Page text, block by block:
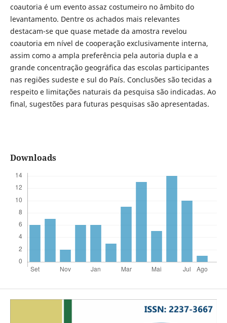
coautoria é um evento assaz costumeiro no âmbito do
levantamento. Dentre os achados mais relevantes
destacam-se que quase metade da amostra revelou
coautoria em nível de cooperação exclusivamente interna,
assim como a ampla preferência pela autoria dupla e a
grande concentração geográfica das escolas participantes
nas regiões sudeste e sul do País. Conclusões são tecidas a
respeito e limitações naturais da pesquisa são indicadas. Ao
final, sugestões para futuras pesquisas são apresentadas.
Downloads